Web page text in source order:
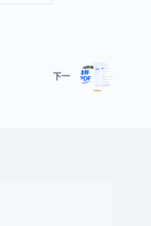
下一